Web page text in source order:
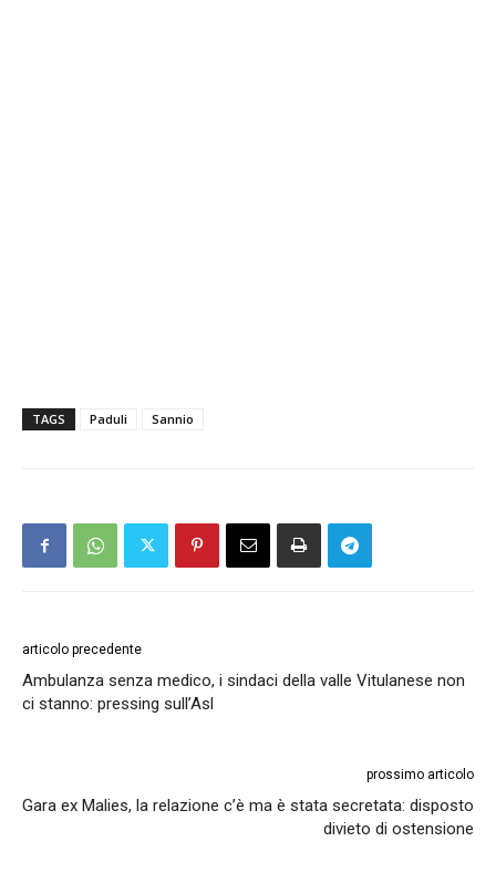
TAGS Paduli Sannio
articolo precedente
Ambulanza senza medico, i sindaci della valle Vitulanese non
ci stanno: pressing sull’Asl
prossimo articolo
Gara ex Malies, la relazione c’è ma è stata secretata: disposto
divieto di ostensione